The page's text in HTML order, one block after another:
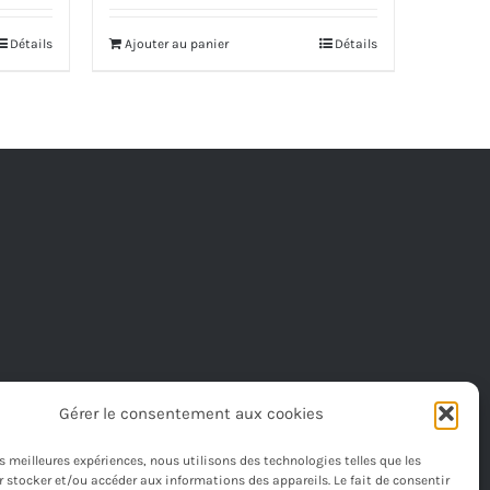
Gérer le consentement aux cookies
meilleures expériences, nous utilisons des technologies telles que les
stocker et/ou accéder aux informations des appareils. Le fait de consentir
Détails Ajouter au panier Détails